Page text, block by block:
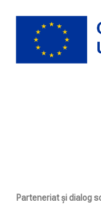
Parteneriat și dialog